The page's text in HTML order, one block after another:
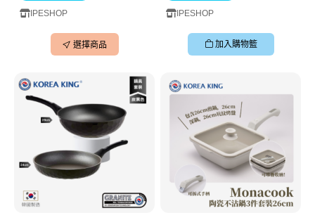
IPESHOP
選擇商品
IPESHOP
加入購物籃